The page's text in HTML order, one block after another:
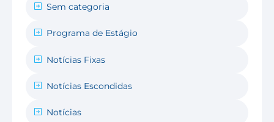
Sem categoria
Programa de Estágio
Notícias Fixas
Notícias Escondidas
Notícias